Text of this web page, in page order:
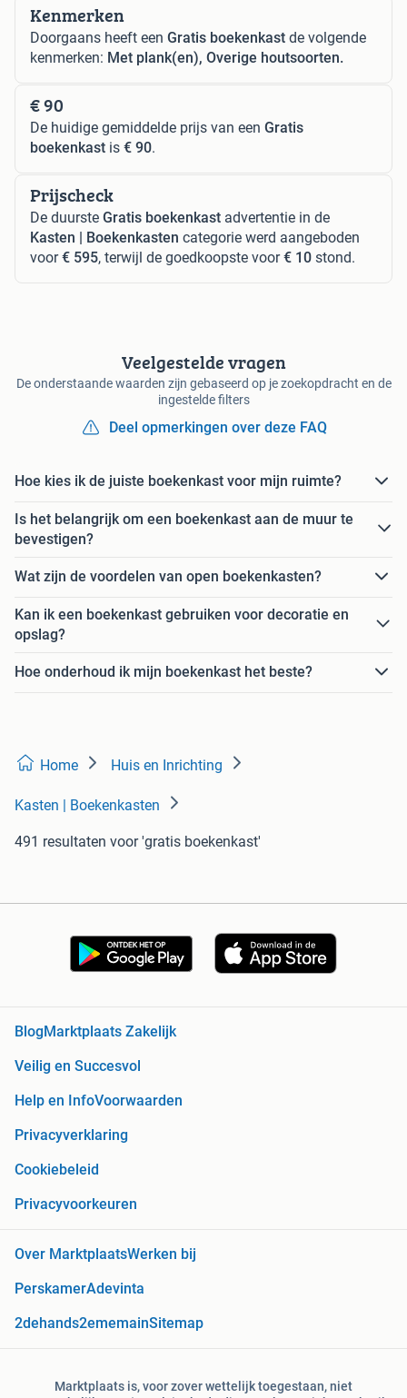
Kenmerken
Doorgaans heeft een Gratis boekenkast de volgende
kenmerken: Met plank(en), Overige houtsoorten.
€ 90
De huidige gemiddelde prijs van een Gratis
boekenkast is € 90.
Prijscheck
De duurste Gratis boekenkast advertentie in de
Kasten | Boekenkasten categorie werd aangeboden
voor€ 595, terwijl de goedkoopste voor€ 10 stond.
Veelgestelde vragen
De onderstaande waarden zijn gebaseerd op je zoekopdracht en de
ingestelde filters
Deel opmerkingen over deze FAQ
Hoe kies ik de juiste boekenkast voor mijn ruimte?
Is het belangrijk om een boekenkast aan de muur te
bevestigen?
Wat zijn de voordelen van open boekenkasten?
Kan ik een boekenkast gebruiken voor decoratie en
opslag?
Hoe onderhoud ik mijn boekenkast het beste?
Home Huis en Inrichting
Kasten | Boekenkasten
491 resultaten voor 'gratis boekenkast'
BlogMarktplaats Zakelijk
Veilig en Succesvol
Help en InfoVoorwaarden
Privacyverklaring
Cookiebeleid
Privacyvoorkeuren
Over MarktplaatsWerken bij
PerskamerAdevinta
2dehands2ememainSitemap
Marktplaats is, voor zover wettelijk toegestaan, niet